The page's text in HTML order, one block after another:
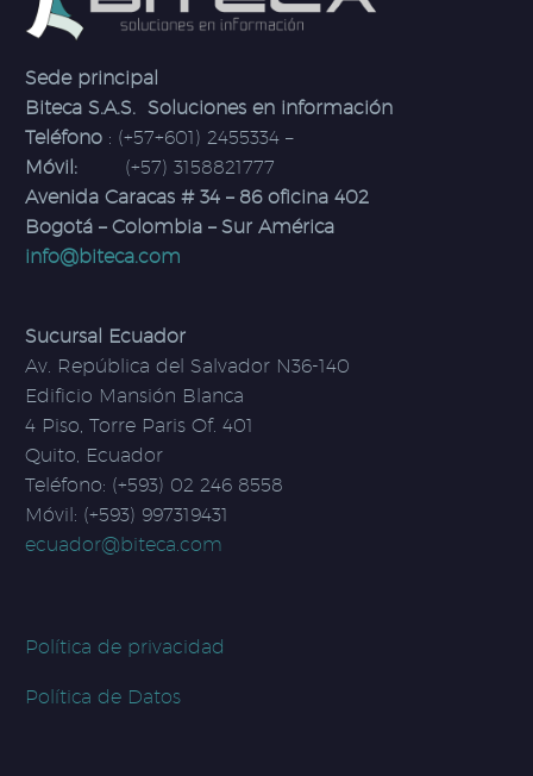
Sede principal
Biteca S.A.S. Soluciones en información
Teléfono : (+57+601) 2455334 –
Móvil: (+57) 3158821777
Avenida Caracas # 34 – 86 oficina 402
Bogotá – Colombia – Sur América
info@biteca.com
Sucursal Ecuador
Av. República del Salvador N36-140
Edificio Mansión Blanca
4 Piso, Torre Paris Of. 401
Quito, Ecuador
Teléfono: (+593) 02 246 8558
Móvil: (+593) 997319431
ecuador@biteca.com
Política de privacidad
Política de Datos